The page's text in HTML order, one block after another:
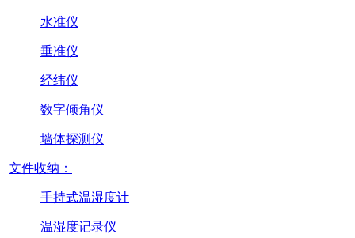
水准仪
垂准仪
经纬仪
数字倾角仪
墙体探测仪
文件收纳：
手持式温湿度计
温湿度记录仪